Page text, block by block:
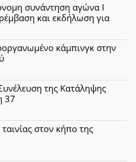
συνάντηση αγώνα Ι
και εκδήλωση για
κάμπινγκ στην
της Κατάληψης
37
στον κήπο της